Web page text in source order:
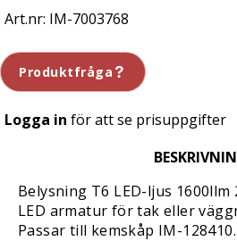
IM-7003768
Produktfråga
Logga in för att se prisuppgifter
Belysning T6 LED-ljus 1600llm
LED armatur för tak eller
Passar till kemskåp IM-128410.